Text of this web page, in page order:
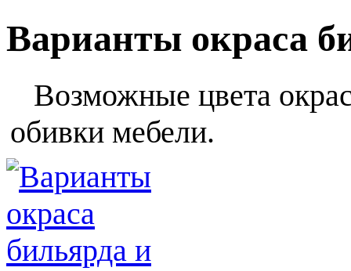
Варианты окраса
Возможные цвета
обивки мебели.